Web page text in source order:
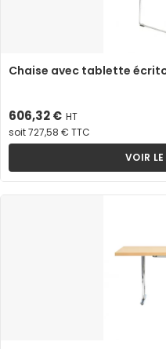
Chaise avec tablette
Prix
606,32 € HT
soit 727,58 € TTC
VOIR